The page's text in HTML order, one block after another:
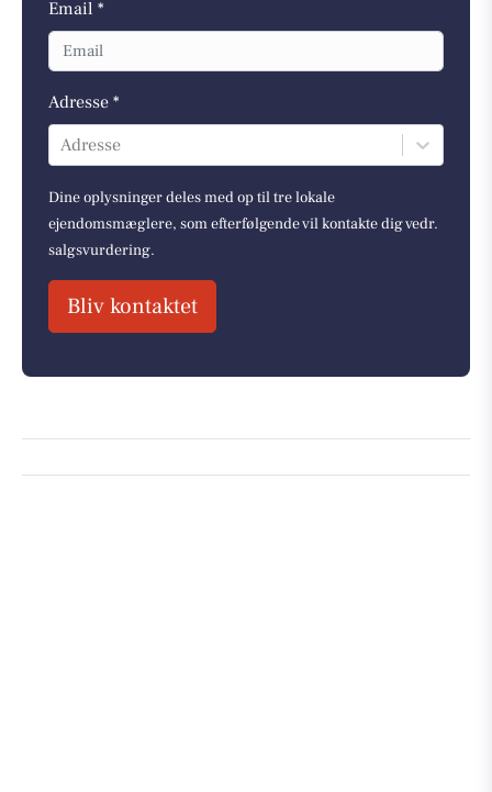
Email *
Adresse *
Adresse
Dine oplysninger deles med op til tre lokale
ejendomsmæglere, som efterfølgende vil kontakte dig vedr.
salgsvurdering.
Bliv kontaktet